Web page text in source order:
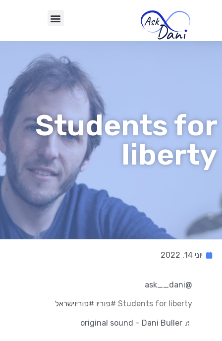
Students for
liberty
יוני 14, 2022
@ask__dani
Students for liberty #פוריו #פוריוישראל
♬ original sound – Dani Buller